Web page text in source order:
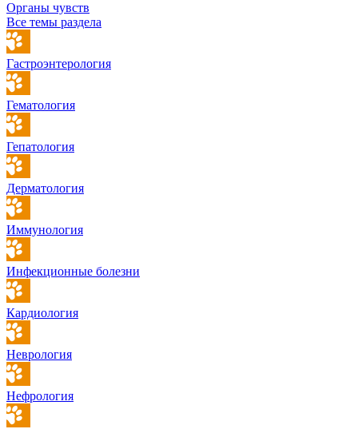
Органы чувств
Все темы раздела
Гастроэнтерология
Гематология
Гепатология
Дерматология
Иммунология
Инфекционные болезни
Кардиология
Неврология
Нефрология